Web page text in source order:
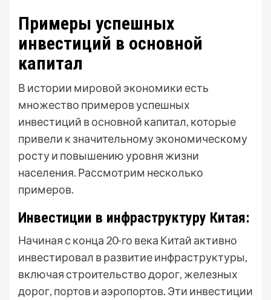
Примеры успешных
инвестиций в основной
капитал
В истории мировой экономики есть
множество примеров успешных
инвестиций в основной капитал, которые
привели к значительному экономическому
росту и повышению уровня жизни
населения. Рассмотрим несколько
примеров.
Инвестиции в инфраструктуру Китая:
Начиная с конца 20-го века Китай активно
инвестировал в развитие инфраструктуры,
включая строительство дорог, железных
дорог, портов и аэропортов. Эти инвестиции